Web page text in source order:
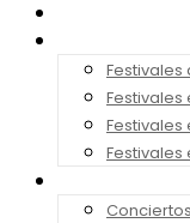
Festivales
Festivales
Festivales
Festivales